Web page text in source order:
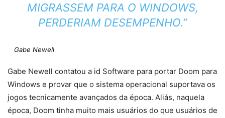
MIGRASSEM PARA O WINDOWS,
PERDERIAM DESEMPENHO.”
Gabe Newell
Gabe Newell contatou a id Software para portar Doom para
Windows e provar que o sistema operacional suportava os
jogos tecnicamente avançados da época. Aliás, naquela
época, Doom tinha muito mais usuários do que usuários de